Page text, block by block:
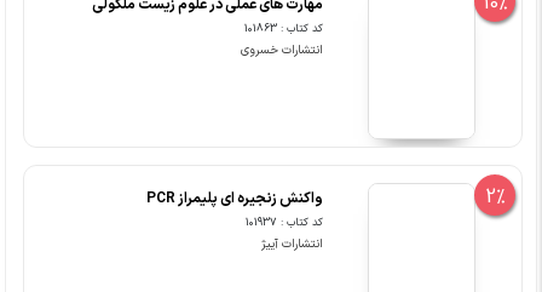
مهارت های عملی در علوم زیست ملکولی
کد کتاب : 101863
انتشارات خسروی
2% واکنش زنجیره ای پلیمراز PCR
کد کتاب : 101937
انتشارات آییژ